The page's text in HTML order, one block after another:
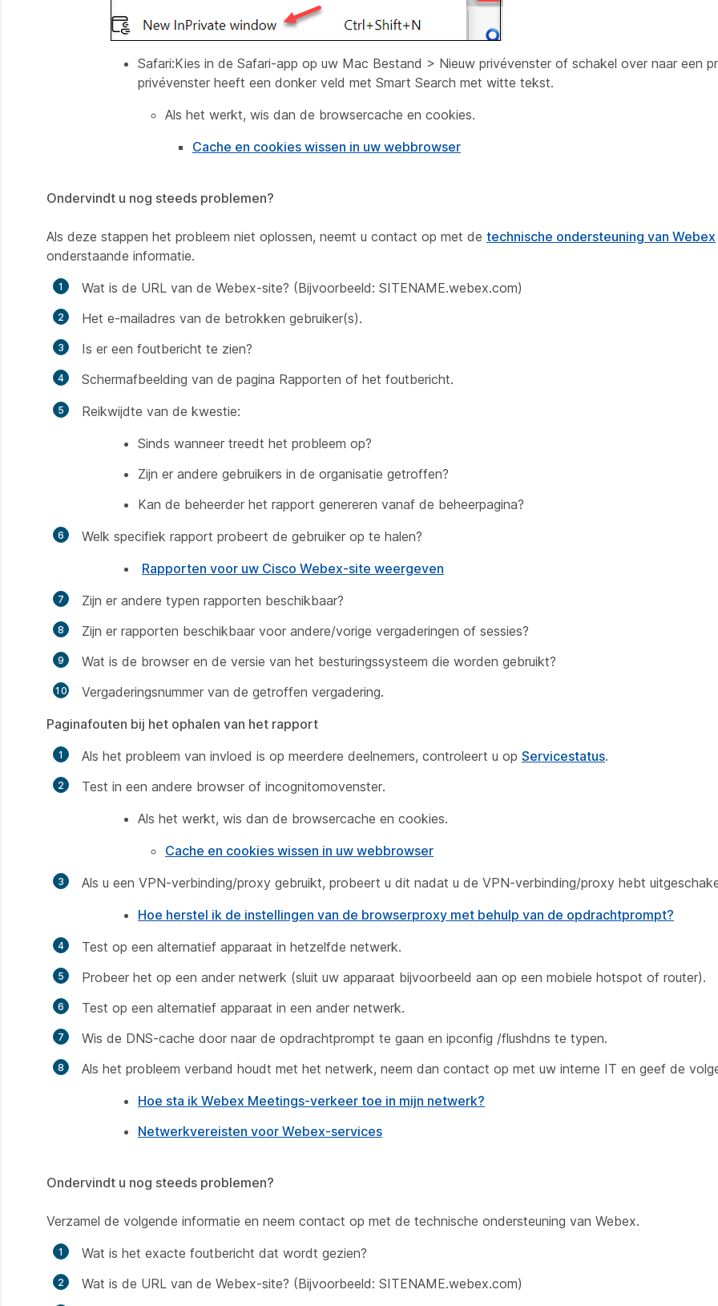
Safari:Kies in de Safari-app op uw Mac Bestand > Nieuw privévenster of schakel over naar een
privévenster heeft een donker veld met Smart Search met witte tekst.
Als het werkt, wis dan de browsercache en cookies.
Cache en cookies wissen in uw webbrowser
Ondervindt u nog steeds problemen?
Als deze stappen het probleem niet oplossen, neemt u contact op met de technische ondersteuning van Webex
onderstaande informatie.
Wat is de URL van de Webex-site? (Bijvoorbeeld: SITENAME.webex.com)
Het e-mailadres van de betrokken gebruiker(s).
Is er een foutbericht te zien?
Schermafbeelding van de pagina Rapporten of het foutbericht.
Reikwijdte van de kwestie:
Sinds wanneer treedt het probleem op?
Zijn er andere gebruikers in de organisatie getroffen?
Kan de beheerder het rapport genereren vanaf de beheerpagina?
Welk specifiek rapport probeert de gebruiker op te halen?
Rapporten voor uw Cisco Webex-site weergeven
Zijn er andere typen rapporten beschikbaar?
Zijn er rapporten beschikbaar voor andere/vorige vergaderingen of sessies?
Wat is de browser en de versie van het besturingssysteem die worden gebruikt?
Vergaderingsnummer van de getroffen vergadering.
Paginafouten bij het ophalen van het rapport
Als het probleem van invloed is op meerdere deelnemers, controleert u op Servicestatus.
Test in een andere browser of incognitomovenster.
Als het werkt, wis dan de browsercache en cookies.
Cache en cookies wissen in uw webbrowser
Als u een VPN-verbinding/proxy gebruikt, probeert u dit nadat u de VPN-verbinding/proxy hebt
Hoe herstel ik de instellingen van de browserproxy met behulp van de opdrachtprompt?
Test op een alternatief apparaat in hetzelfde netwerk.
Probeer het op een ander netwerk (sluit uw apparaat bijvoorbeeld aan op een mobiele hotspot of router).
Test op een alternatief apparaat in een ander netwerk.
Wis de DNS-cache door naar de opdrachtprompt te gaan en ipconfig /flushdns te typen.
Als het probleem verband houdt met het netwerk, neem dan contact op met uw interne IT en geef de
Hoe sta ik Webex Meetings-verkeer toe in mijn netwerk?
Netwerkvereisten voor Webex-services
Ondervindt u nog steeds problemen?
Verzamel de volgende informatie en neem contact op met de technische ondersteuning van Webex.
Wat is het exacte foutbericht dat wordt gezien?
Wat is de URL van de Webex-site? (Bijvoorbeeld: SITENAME.webex.com)